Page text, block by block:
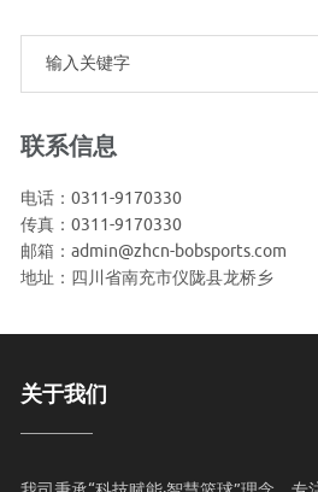
联系信息
电话：0311-9170330
传真：0311-9170330
邮箱：admin@zhcn-bobsports.com
地址：四川省南充市仪陇县龙桥乡
关于我们